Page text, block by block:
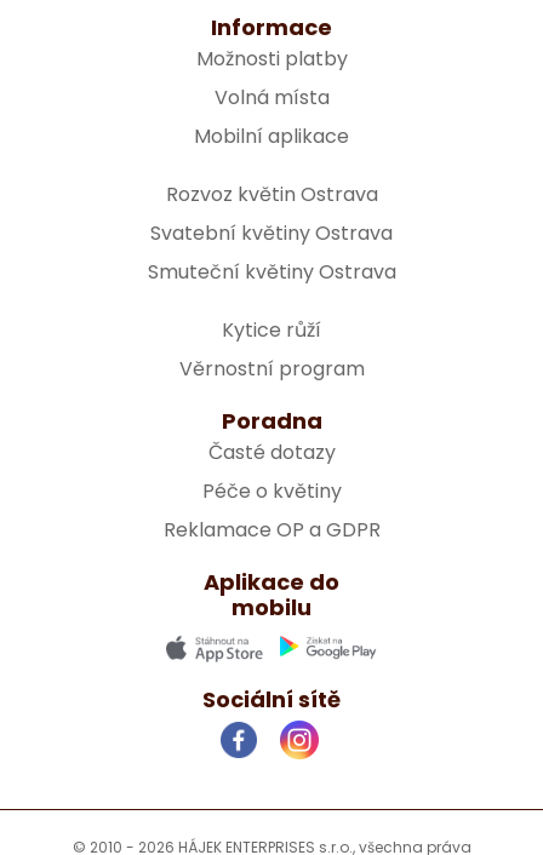
Informace
Možnosti platby
Volná místa
Mobilní aplikace
Rozvoz květin Ostrava
Svatební květiny Ostrava
Smuteční květiny Ostrava
Kytice růží
Věrnostní program
Poradna
Časté dotazy
Péče o květiny
Reklamace OP a GDPR
Aplikace do
mobilu
Sociální sítě
© 2010 - 2026 HÁJEK ENTERPRISES s.r.o., všechna práva